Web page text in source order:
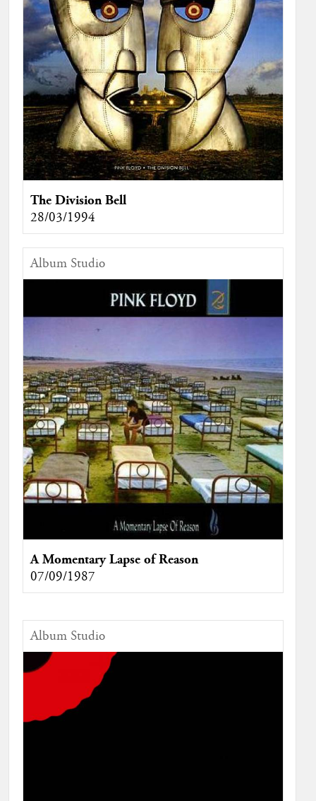
The Division Bell
28/03/1994
Album Studio
A Momentary Lapse of Reason
07/09/1987
Album Studio